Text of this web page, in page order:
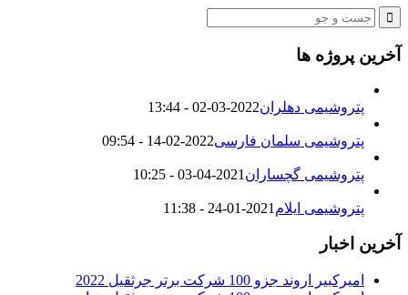
آخرین پروژه ها
پتروشیمی دهلران2022-03-02 - 13:44
پتروشیمی سلمان فارسی2022-02-14 - 09:54
پتروشیمی گچساران 2021-04-03 - 10:25
پتروشیمی ایلام 2021-01-24 - 11:38
آخرین اخبار
امیرکبیر اروند جزو 100 شرکت برتر جرثقیل 2022